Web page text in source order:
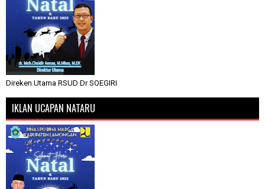
Direken Utama RSUD Dr SOEGIRI
IKLAN UCAPAN NATARU